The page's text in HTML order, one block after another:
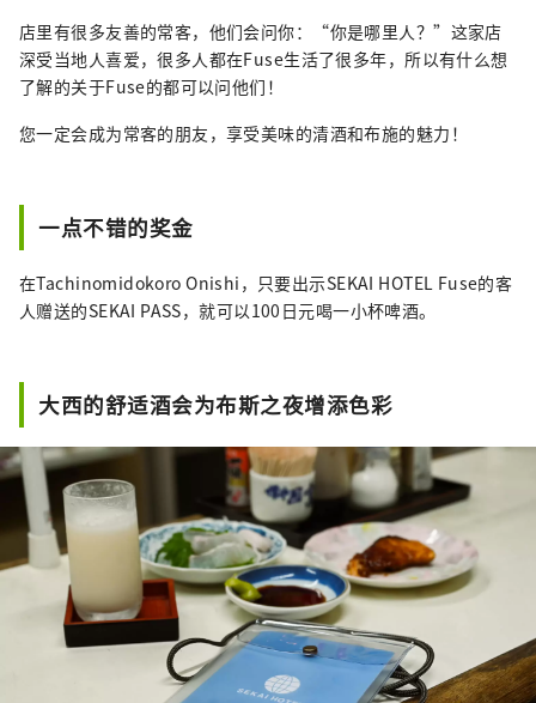
店里有很多友善的常客，他们会问你：“你是哪里人？”这家店
深受当地人喜爱，很多人都在Fuse生活了很多年，所以有什么想
了解的关于Fuse的都可以问他们！
您一定会成为常客的朋友，享受美味的清酒和布施的魅力！
一点不错的奖金
在Tachinomidokoro Onishi，只要出示SEKAI HOTEL Fuse的客
人赠送的SEKAI PASS，就可以100日元喝一小杯啤酒。
大西的舒适酒会为布斯之夜增添色彩